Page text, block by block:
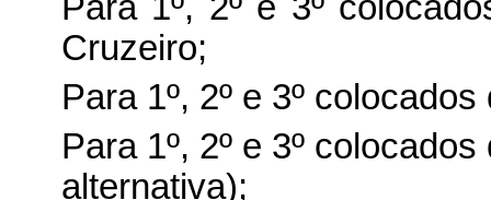
Cruzeiro;
Para 1º, 2º e 3º
Para 1º, 2º e 3º
alternativa);